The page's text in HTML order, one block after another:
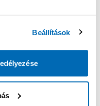
Beállítások